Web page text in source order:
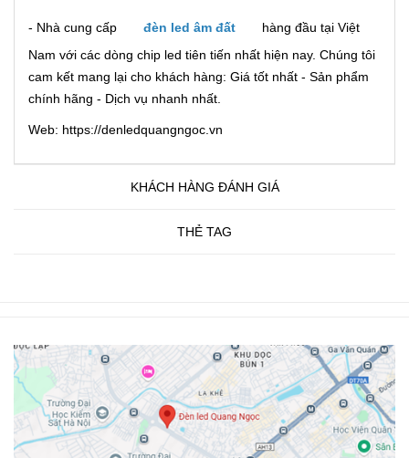
- Nhà cung cấp đèn led âm đất
hàng đầu tại Việt
Nam với các dòng chip led tiên tiến nhất hiện nay. Chúng tôi
cam kết mang lại cho khách hàng: Giá tốt nhất - Sản phẩm
chính hãng - Dịch vụ nhanh nhất.
Web: https://denledquangngoc.vn
KHÁCH HÀNG ĐÁNH GIÁ
THẺ TAG